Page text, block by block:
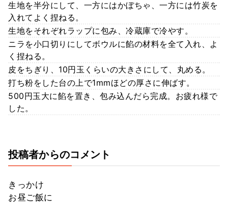
生地を半分にして、一方にはかぼちゃ、一方には竹炭を
入れてよく捏ねる。
生地をそれぞれラップに包み、冷蔵庫で冷やす。
ニラを小口切りにしてボウルに餡の材料を全て入れ、よ
く捏ねる。
皮をちぎり、10円玉くらいの大きさにして、丸める。
打ち粉をした台の上で1mmほどの厚さに伸ばす。
500円玉大に餡を置き、包み込んだら完成。お疲れ様で
した。
投稿者からのコメント
きっかけ
お昼ご飯に